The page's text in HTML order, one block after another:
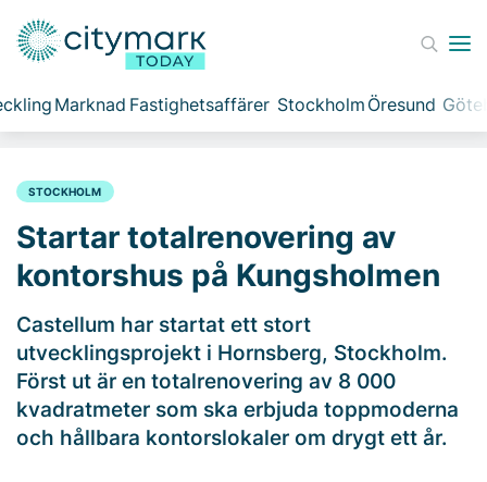
Marknad Fastighetsaffärer Stockholm Öresund
STOCKHOLM
Startar totalrenovering av
kontorshus på Kungsholmen
Castellum har startat ett stort
utvecklingsprojekt i Hornsberg, Stockholm.
Först ut är en totalrenovering av 8 000
kvadratmeter som ska erbjuda toppmoderna
och hållbara kontorslokaler om drygt ett år.